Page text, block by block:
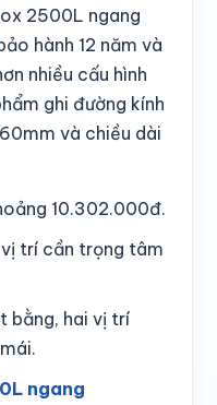
2500L ngang
hành 12 năm và
nhiều cấu hình
ghi đường kính
và chiều dài
10.302.000đ.
trí cần trọng tâm
bằng, hai vị trí
ngang